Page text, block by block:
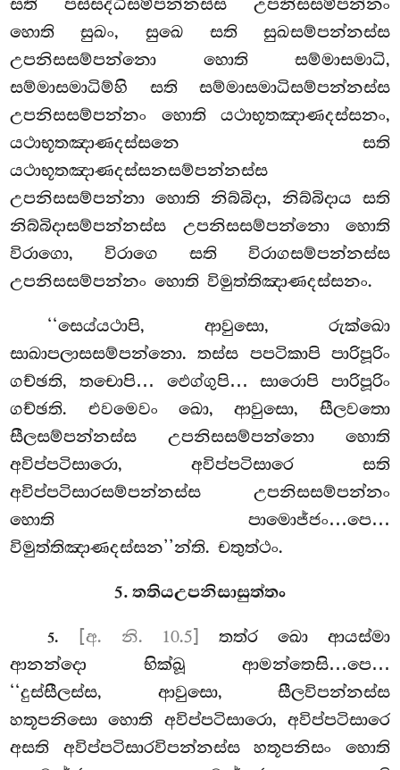
සති පස්සද්ධිසම්පන්නස්ස උපනිසසම්පන්නං
හොති සුඛං, සුඛෙ සති සුඛසම්පන්නස්ස
උපනිසසම්පන්නො හොති සම්මාසමාධි,
සම්මාසමාධිම්හි සති සම්මාසමාධිසම්පන්නස්ස
උපනිසසම්පන්නං හොති යථාභූතඤාණදස්සනං,
යථාභූතඤාණදස්සනෙ සති
යථාභූතඤාණදස්සනසම්පන්නස්ස
උපනිසසම්පන්නා හොති නිබ්බිදා, නිබ්බිදාය සති
නිබ්බිදාසම්පන්නස්ස උපනිසසම්පන්නො හොති
විරාගො, විරාගෙ සති විරාගසම්පන්නස්ස
උපනිසසම්පන්නං හොති විමුත්තිඤාණදස්සනං.
‘‘සෙය්යථාපි, ආවුසො, රුක්ඛො
සාඛාපලාසසම්පන්නො. තස්ස පපටිකාපි පාරිපූරිං
ගච්ඡති, තචොපි… ඵෙග්ගුපි… සාරොපි පාරිපූරිං
ගච්ඡති. එවමෙවං ඛො, ආවුසො, සීලවතො
සීලසම්පන්නස්ස උපනිසසම්පන්නො හොති
අවිප්පටිසාරො, අවිප්පටිසාරෙ සති
අවිප්පටිසාරසම්පන්නස්ස උපනිසසම්පන්නං
හොති පාමොජ්ජං…පෙ…
විමුත්තිඤාණදස්සන’’න්ති. චතුත්ථං.
5. තතියඋපනිසාසුත්තං
5. [අ. නි. 10.5] තත්ර ඛො ආයස්මා
ආනන්දො භික්ඛූ ආමන්තෙසි…පෙ…
‘‘දුස්සීලස්ස, ආවුසො, සීලවිපන්නස්ස
හතූපනිසො හොති අවිප්පටිසාරො, අවිප්පටිසාරෙ
අසති අවිප්පටිසාරවිපන්නස්ස හතූපනිසං හොති